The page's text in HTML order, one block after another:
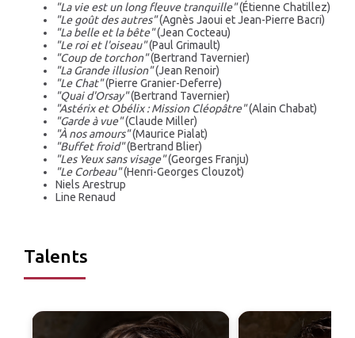
"La vie est un long fleuve tranquille"(Étienne Chatillez)
"Le goût des autres"(Agnès Jaoui et Jean-Pierre Bacri)
"La belle et la bête"(Jean Cocteau)
"Le roi et l'oiseau"(Paul Grimault)
"Coup de torchon"(Bertrand Tavernier)
"La Grande illusion"(Jean Renoir)
"Le Chat"(Pierre Granier-Deferre)
"Quai d'Orsay"(Bertrand Tavernier)
"Astérix et Obélix : Mission Cléopâtre"(Alain Chabat)
"Garde à vue"(Claude Miller)
"À nos amours"(Maurice Pialat)
"Buffet froid"(Bertrand Blier)
"Les Yeux sans visage"(Georges Franju)
"Le Corbeau"(Henri-Georges Clouzot)
Niels Arestrup
Line Renaud
Talents